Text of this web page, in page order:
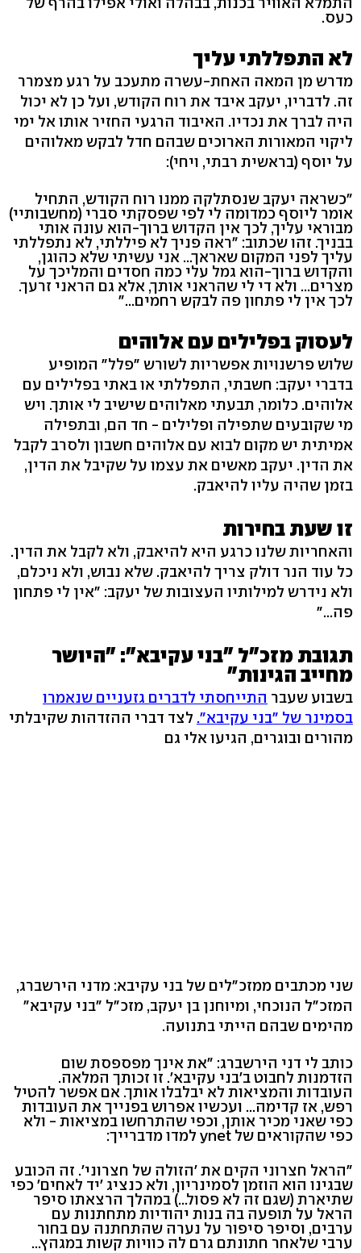
כעס.
לא התפללתי עליך
מדרש מן המאה האחת-עשרה מתעכב על רגע מצמרר
זה. לדבריו, יעקב איבד את רוח הקודש, ועל כן לא יכול
היה לברך את נכדיו. האיבוד הרגעי החזיר אותו אל ימי
ליקוי המאורות הארוכים שבהם חדל לבקש מאלוהים
על יוסף (בראשית רבתי, ויחי):
"כשראה יעקב שנסתלקה ממנו רוח הקודש, התחיל
אומר ליוסף כמדומה לי לפי שפסקתי סברי (מחשבותיי)
מבוראי עליך, לכך אין הקדוש ברוך-הוא עונה אותי
בבניך. זהו שכתוב: "ראה פניך לא פיללתי, לא נתפללתי
עליך לפני המקום שאראך... אני עשיתי שלא כהוגן,
והקדוש ברוך-הוא גמל עלי כמה חסדים והמליכך על
מצרים... ולא די לי שהראני אותך, אלא גם הראני זרעך.
לכך אין לי פתחון פה לבקש רחמים..."
לעסוק בפלילים עם אלוהים
שלוש פרשנויות אפשריות לשורש "פלל" המופיע
בדברי יעקב: חשבתי, התפללתי או באתי בפלילים עם
אלוהים. כלומר, תבעתי מאלוהים שישיב לי אותך. ויש
מי שקובעים שתפילה ופלילים - חד הם, ובתפילה
אמיתית יש מקום לבוא עם אלוהים חשבון ולסרב לקבל
את הדין. יעקב מאשים את עצמו על שקיבל את הדין,
בזמן שהיה עליו להיאבק.
זו שעת בחירות
והאחריות שלנו כרגע היא להיאבק, ולא לקבל את הדין.
כל עוד הנר דולק צריך להיאבק. שלא נבוש, ולא ניכלם,
ולא נידרש למילותיו העצובות של יעקב: "אין לי פתחון
פה..."
תגובת מזכ"ל "בני עקיבא": "היושר
מחייב הגינות"
בשבוע שעבר התייחסתי לדברים גזעניים שנאמרו
בסמינר של "בני עקיבא". לצד דברי ההזדהות שקיבלתי
מהורים ובוגרים, הגיעו אלי גם
שני מכתבים ממזכ"לים של בני עקיבא: מדני הירשברג,
המזכ"ל הנוכחי, ומיוחנן בן יעקב, מזכ"ל "בני עקיבא"
מהימים שבהם הייתי בתנועה.
כותב לי דני הירשברג: "את אינך מפספסת שום
הזדמנות לחבוט ב'בני עקיבא'. זו זכותך המלאה.
העובדות והמציאות לא יבלבלו אותך. אם אפשר להטיל
רפש, אז קדימה... ועכשיו אפרוש בפנייך את העובדות
כפי שאני מכיר אותן, וכפי שהתרחשו במציאות - ולא
כפי שהקוראים של ynet למדו מדברייך:
"הראל חצרוני הקים את 'הזולה של חצרוני'. זה הכובע
שבגינו הוא הוזמן לסמינריון, ולא כנציג 'יד לאחים' כפי
שתיארת (שגם זה לא פסול...) במהלך הרצאתו סיפר
הראל על תופעה בה בנות יהודיות מתחתנות עם
ערבים, וסיפר סיפור על נערה שהתחתנה עם בחור
ערבי שלאחר חתונתם גרם לה כוויות קשות במגהץ...